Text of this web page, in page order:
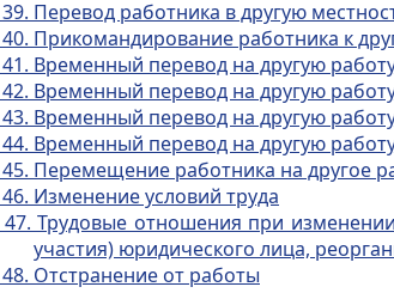
Перевод работника в другую
40. Прикомандирование работника к
41. Временный перевод на другую
Временный перевод на другую
43. Временный перевод на другую
44. Временный перевод на другую
45. Перемещение работника на другое
Изменение условий труда
47. Трудовые отношения при
участия) юридического лица,
Отстранение от работы